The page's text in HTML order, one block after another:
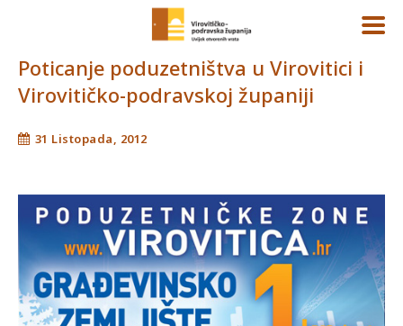
Poticanje poduzetništva u Virovitici i
Virovitičko-podravskoj županiji
31 Listopada, 2012